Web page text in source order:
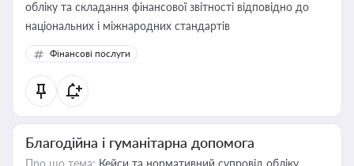
обліку та складання фінансової звітності відповідно до
національних і міжнародних стандартів
Фінансові послуги
Благодійна і гуманітарна допомога
Про що тема: Кейси та нормативний супровід обліку,